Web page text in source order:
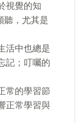
視覺的知
聽，尤其是
活中也總是
記；叮囑的
常的學習節
正常學習與